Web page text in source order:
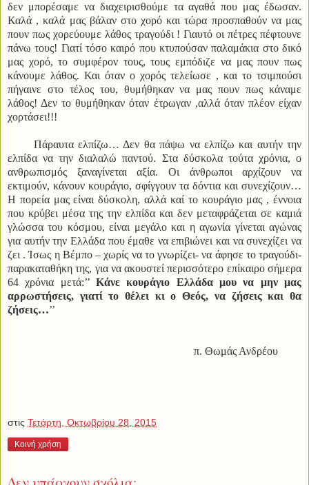
δεν μπορέσαμε να διαχειρισθούμε τα αγαθά που μας έδωσαν.
Καλά , καλά μας βάλαν στο χορό και τώρα προσπαθούν να μας
πουν πως χορεύουμε λάθος τραγούδι ! Γιαυτό οι πέτρες πέφτουνε
πάνω τους! Γιατί τόσο καιρό που κτυπούσαν παλαμάκια στο δικό
μας χορό, το συμφέρον τους, τους εμπόδιζε να μας πουν πως
κάνουμε λάθος. Και όταν ο χορός τελείωσε , και το τσιμπούσι
πήγαινε στο τέλος του, θυμήθηκαν να μας πουν πως κάναμε
λάθος! Δεν το θυμήθηκαν όταν έτρωγαν ,αλλά όταν πλέον είχαν
χορτάσει!!!
Πάραυτα ελπίζω… Δεν θα πάψω να ελπίζω και αυτήν την
ελπίδα να την διαλαλώ παντού. Στα δύσκολα τούτα χρόνια, ο
ανθρωπισμός ξαναγίνεται αξία. Οι άνθρωποι αρχίζουν να
εκτιμούν, κάνουν κουράγιο, σφίγγουν τα δόντια και συνεχίζουν…
Η πορεία μας είναι δύσκολη, αλλά καί το κουράγιο μας , έννοια
που κρύβει μέσα της την ελπίδα και δεν μεταφράζεται σε καμιά
γλώσσα του κόσμου, είναι μεγάλο και η αγωνία γίνεται αγώνας
για αυτήν την Ελλάδα που έμαθε να επιβιώνει και να συνεχίζει να
ζει . Ίσως η Βέμπο – χωρίς να το γνωρίζει- να άφησε το τραγούδι-
παρακαταθήκη της, για να ακουστεί περισσότερο επίκαιρο σήμερα
64 χρόνια μετά:’’ Κάνε κουράγιο Ελλάδα μου να μην μας
αρρωστήσεις, γιατί το θέλει κι ο Θεός, να ζήσεις και θα
ζήσεις…’’
π. Θωμάς Ανδρέου
στις Τετάρτη, Οκτωβρίου 28, 2015
Κοινή χρήση